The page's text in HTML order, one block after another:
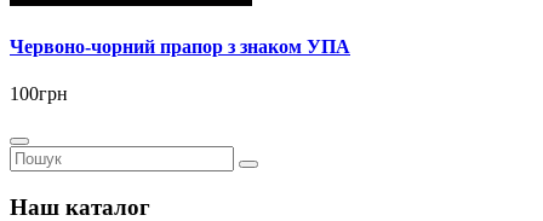
Червоно-чорний прапор з знаком УПА
100грн
Наш каталог